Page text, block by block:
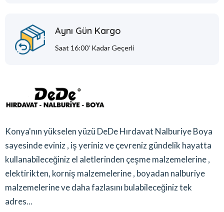
Aynı Gün Kargo
Saat 16:00' Kadar Geçerli
Konya'nın yükselen yüzü DeDe Hırdavat Nalburiye Boya
sayesinde eviniz , iş yeriniz ve çevreniz gündelik hayatta
kullanabileceğiniz el aletlerinden çeşme malzemelerine ,
elektirikten, korniş malzemelerine , boyadan nalburiye
malzemelerine ve daha fazlasını bulabileceğiniz tek
adres...